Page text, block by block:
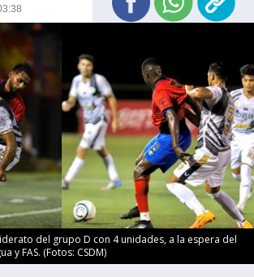
del grupo D con 4 unidades, a la espera del
y FAS. (Fotos: CSDM)